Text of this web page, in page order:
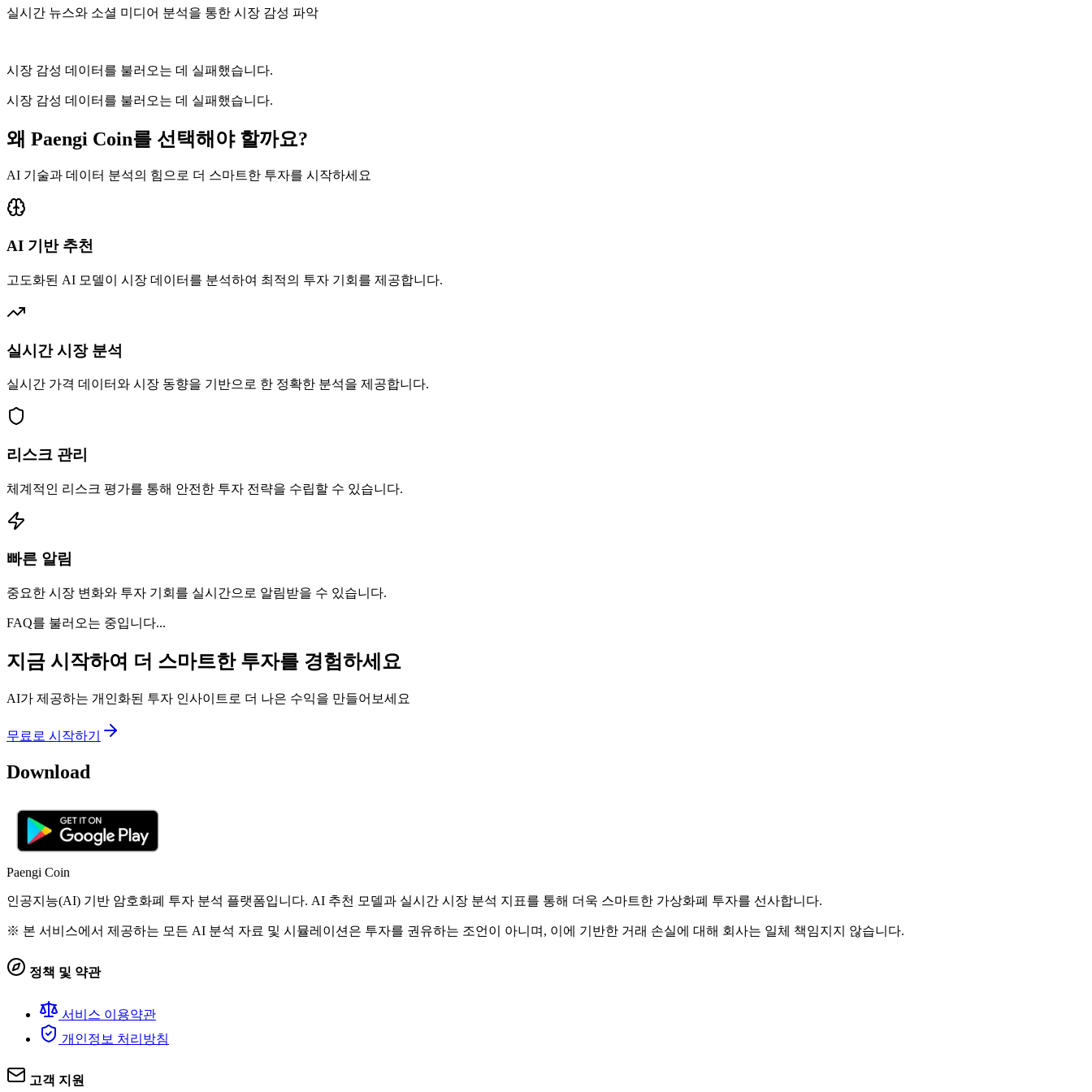
실시간 뉴스와 소셜 미디어 분석을 통한 시장 감성 파악
시장 감성 데이터를 불러오는 데 실패했습니다.
시장 감성 데이터를 불러오는 데 실패했습니다.
왜 Paengi Coin를 선택해야 할까요?
AI 기술과 데이터 분석의 힘으로 더 스마트한 투자를 시작하세요
AI 기반 추천
고도화된 AI 모델이 시장 데이터를 분석하여 최적의 투자 기회를 제공합니다.
실시간 시장 분석
실시간 가격 데이터와 시장 동향을 기반으로 한 정확한 분석을 제공합니다.
리스크 관리
체계적인 리스크 평가를 통해 안전한 투자 전략을 수립할 수 있습니다.
빠른 알림
중요한 시장 변화와 투자 기회를 실시간으로 알림받을 수 있습니다.
FAQ를 불러오는 중입니다...
지금 시작하여 더 스마트한 투자를 경험하세요
AI가 제공하는 개인화된 투자 인사이트로 더 나은 수익을 만들어보세요
무료로 시작하기
Download
Paengi Coin
인공지능(AI) 기반 암호화폐 투자 분석 플랫폼입니다. AI 추천 모델과 실시간 시장 분석 지표를 통해 더욱 스마트한 가상화폐 투자를 선사합니다.
※ 본 서비스에서 제공하는 모든 AI 분석 자료 및 시뮬레이션은 투자를 권유하는 조언이 아니며, 이에 기반한 거래 손실에 대해 회사는 일체 책임지지 않습니다.
정책 및 약관
서비스 이용약관
개인정보 처리방침
고객 지원